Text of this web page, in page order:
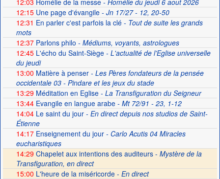
12:03 Homélie de la messe- Homélie du jeudi 6 aout 2026
12:15Une page d'évangile- Jn 17/27 - 12, 20-50
12:31 En parler c'est parfois la clé- Tout de suite les grands
mots
12:37Parlons philo - Médiums, voyants, astrologues
12:45L'écho du Saint-Siège- L'actualité de l'Eglise universelle
du jeudi
13:00 Matière à penser- Les Pères fondateurs de la pensée
occidentale 03 - Pindare et les jeux du stade
13:29Méditation en Eglise- La Transfiguration du Seigneur
13:44Evangile en langue arabe- Mt 72/91 - 23, 1-12
14:04Le saint du jour- En direct depuis nos studios de Saint-
Étienne
14:17Enseignement du jour- Carlo Acutis 04 Miracles
eucharistiques
14:29 Chapelet aux intentions des auditeurs - Mystère de la
Transfiguration, en direct
15:00 L'heure de la miséricorde - En direct